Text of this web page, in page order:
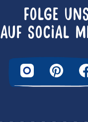
FOLGE
AUF SOCIAL